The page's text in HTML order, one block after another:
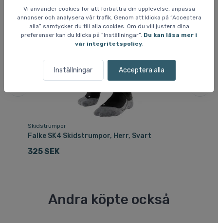
Vi använder cookies för att förbättra din upplevelse, anpassa
annonser och analysera vår trafik. Genom att klicka på ”Acceptera
alla” samtycker du till alla cookies. Om du vill justera dina
preferenser kan du klicka på ”Inställningar”. Du kan läsa mer i
vår integritetspolicy.
Inställningar Acceptera alla
Skidstrumpor
Falke SK4 Skidstrumpor, Herr, Svart
325 SEK
Andra köpte också